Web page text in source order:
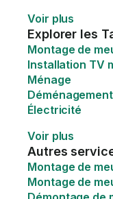
Voir plus
Explorer les
Montage de
Installation TV
Ménage
Déménagement
Électricité
Voir plus
Autres
Montage de
Montage de